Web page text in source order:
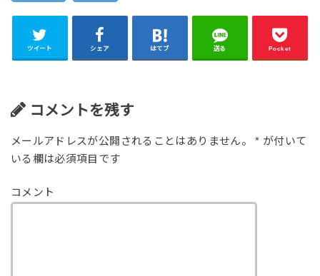
ツイート シェア はてブ 送る Pocket
コメントを残す
メールアドレスが公開されることはありません。 * が付いて
いる欄は必須項目です
コメント